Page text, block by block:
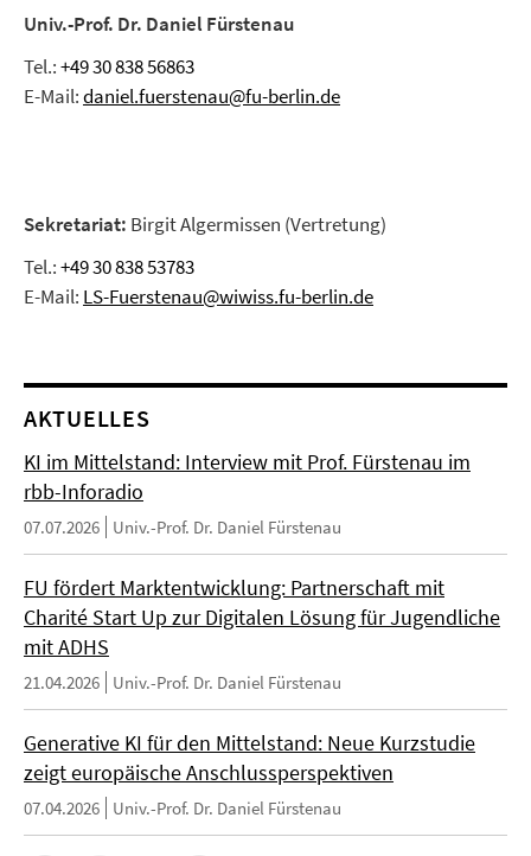
Univ.-Prof. Dr. Daniel Fürstenau
Tel.:+49 30 838 56863
E-Mail:daniel.fuerstenau@fu-berlin.de
Sekretariat: Birgit Algermissen (Vertretung)
Tel.:+49 30 838 53783
E-Mail: LS-Fuerstenau@wiwiss.fu-berlin.de
AKTUELLES
KI im Mittelstand: Interview mit Prof. Fürstenau im
rbb-Inforadio
07.07.2026 Univ.-Prof. Dr. Daniel Fürstenau
FU fördert Marktentwicklung: Partnerschaft mit
Charité Start Up zur Digitalen Lösung für Jugendliche
mit ADHS
21.04.2026 Univ.-Prof. Dr. Daniel Fürstenau
Generative KI für den Mittelstand: Neue Kurzstudie
zeigt europäische Anschlussperspektiven
07.04.2026 Univ.-Prof. Dr. Daniel Fürstenau